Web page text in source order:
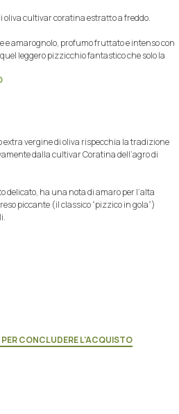
oliva cultivar coratina estratto a freddo.
e amarognolo, profumo fruttato e intenso con
leggero pizzicchio fantastico che solo la
extra vergine di oliva rispecchia la tradizione
dalla cultivar Coratina dell’agro di
delicato, ha una nota di amaro per l’alta
piccante (il classico “pizzico in gola”)
CONCLUDERE L'ACQUISTO